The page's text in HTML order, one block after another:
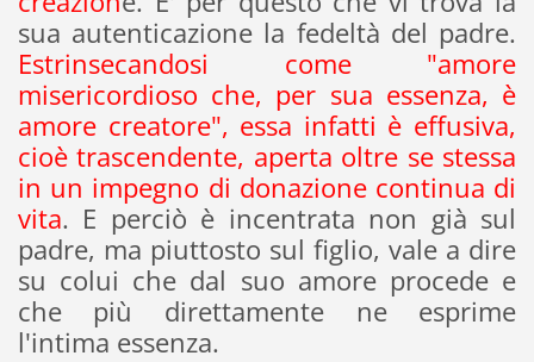
sua autenticazione la fedeltà del padre.
Estrinsecandosi come "amore
misericordioso che, per sua essenza, è
amore creatore", essa infatti è effusiva,
cioè trascendente, aperta oltre se stessa
in un impegno di donazione continua di
vita. E perciò è incentrata non già sul
padre, ma piuttosto sul figlio, vale a dire
su colui che dal suo amore procede e
che più direttamente ne esprime
l'intima essenza.